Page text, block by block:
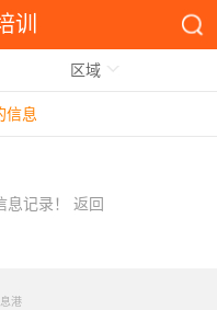
训
区域
信息
息记录！ 返回
港